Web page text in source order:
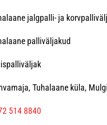
jalgpalli- ja
palliväljakud
Tuhalaane küla,
514 8840